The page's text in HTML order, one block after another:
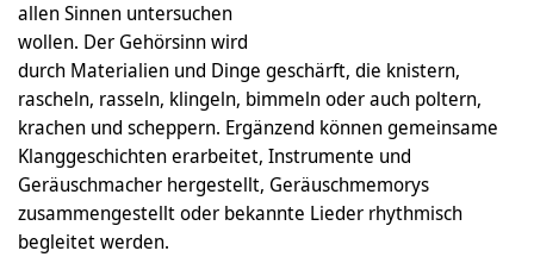
allen Sinnen untersuchen
wollen. Der Gehörsinn wird
durch Materialien und Dinge geschärft, die knistern,
rascheln, rasseln, klingeln, bimmeln oder auch poltern,
krachen und scheppern. Ergänzend können gemeinsame
Klanggeschichten erarbeitet, Instrumente und
Geräuschmacher hergestellt, Geräuschmemorys
zusammengestellt oder bekannte Lieder rhythmisch
begleitet werden.